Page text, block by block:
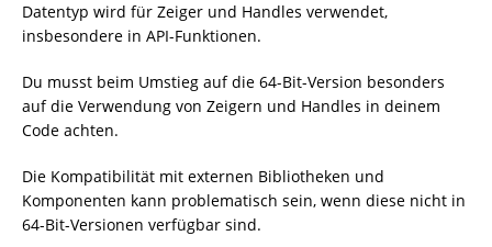
Datentyp wird für Zeiger und Handles verwendet,
insbesondere in API-Funktionen.
Du musst beim Umstieg auf die 64-Bit-Version besonders
auf die Verwendung von Zeigern und Handles in deinem
Code achten.
Die Kompatibilität mit externen Bibliotheken und
Komponenten kann problematisch sein, wenn diese nicht in
64-Bit-Versionen verfügbar sind.